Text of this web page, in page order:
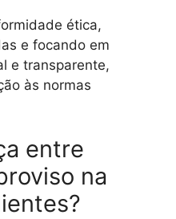
ética,
e focando em
e transparente,
às normas
entre
na